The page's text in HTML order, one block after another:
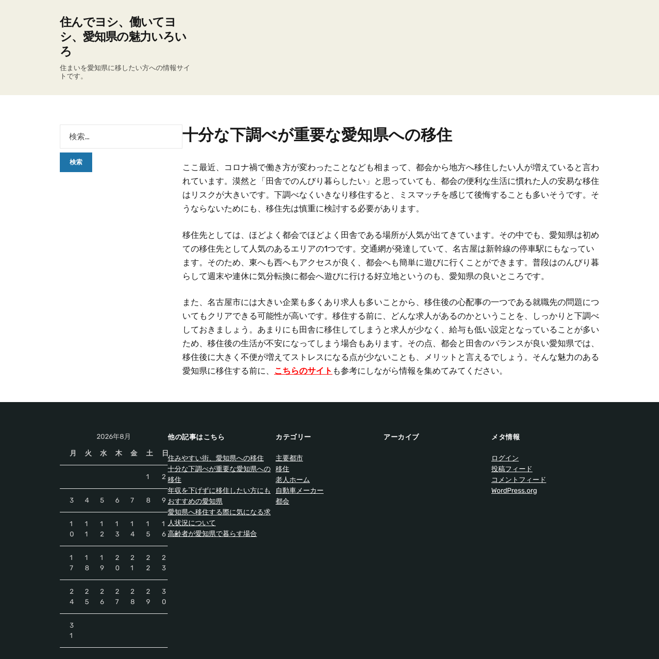
住んでヨシ、働いてヨ
シ、愛知県の魅力いろい
ろ
住まいを愛知県に移したい方への情報サイ
トです。
十分な下調べが重要な愛知県への移住
ここ最近、コロナ禍で働き方が変わったことなども相まって、都会から地方へ移住したい人が増えていると言わ
れています。漠然と「田舎でのんびり暮らしたい」と思っていても、都会の便利な生活に慣れた人の安易な移住
はリスクが大きいです。下調べなくいきなり移住すると、ミスマッチを感じて後悔することも多いそうです。そ
うならないためにも、移住先は慎重に検討する必要があります。
移住先としては、ほどよく都会でほどよく田舎である場所が人気が出てきています。その中でも、愛知県は初め
ての移住先として人気のあるエリアの1つです。交通網が発達していて、名古屋は新幹線の停車駅にもなってい
ます。そのため、東へも西へもアクセスが良く、都会へも簡単に遊びに行くことができます。普段はのんびり暮
らして週末や連休に気分転換に都会へ遊びに行ける好立地というのも、愛知県の良いところです。
また、名古屋市には大きい企業も多くあり求人も多いことから、移住後の心配事の一つである就職先の問題につ
いてもクリアできる可能性が高いです。移住する前に、どんな求人があるのかということを、しっかりと下調べ
しておきましょう。あまりにも田舎に移住してしまうと求人が少なく、給与も低い設定となっていることが多い
ため、移住後の生活が不安になってしまう場合もあります。その点、都会と田舎のバランスが良い愛知県では、
移住後に大きく不便が増えてストレスになる点が少ないことも、メリットと言えるでしょう。そんな魅力のある
愛知県に移住する前に、 こちらのサイト も参考にしながら情報を集めてみてください。
2026年8月
月
火 水 木 金 土 日
1 2
3 4 5 6 7 8 9
1
0
1
1
1
2
1
3
1
4
1
5
1
6
1
7
1
8
1
9
2
0
2
1
2
2
2
3
2
4
2
5
2
6
2
7
2
8
2
9
3
0
3
1
他の記事はこちら
住みやすい街、愛知県への移住
十分な下調べが重要な愛知県への
移住
年収を下げずに移住したい方にも
おすすめの愛知県
愛知県へ移住する際に気になる求
人状況について
高齢者が愛知県で暮らす場合
カテゴリー
主要都市
移住
老人ホーム
自動車メーカー
都会
アーカイブ メタ情報
ログイン
投稿フィード
コメントフィード
WordPress.org